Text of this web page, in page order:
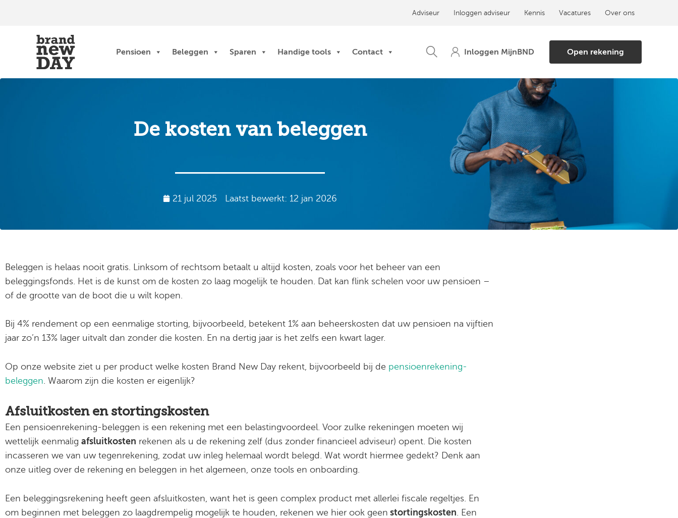
Adviseur Inloggen adviseur Kennis Vacatures Over ons
Pensioen Beleggen Sparen Handige tools Contact Open rekening
De kosten van beleggen
21 jul 2025 Laatst bewerkt: 12 jan 2026
Beleggen is helaas nooit gratis. Linksom of rechtsom betaalt u altijd kosten, zoals voor het beheer van een
beleggingsfonds. Het is de kunst om de kosten zo laag mogelijk te houden. Dat kan flink schelen voor uw pensioen –
of de grootte van de boot die u wilt kopen.
Bij 4% rendement op een eenmalige storting, bijvoorbeeld, betekent 1% aan beheerskosten dat uw pensioen na vijftien
jaar zo’n 13% lager uitvalt dan zonder die kosten. En na dertig jaar is het zelfs een kwart lager.
Op onze website ziet u per product welke kosten Brand New Day rekent, bijvoorbeeld bij de pensioenrekening-
beleggen. Waarom zijn die kosten er eigenlijk?
Afsluitkosten en stortingskosten
Een pensioenrekening-beleggen is een rekening met een belastingvoordeel. Voor zulke rekeningen moeten wij
wettelijk eenmalig afsluitkosten rekenen als u de rekening zelf (dus zonder financieel adviseur) opent. Die kosten
incasseren we van uw tegenrekening, zodat uw inleg helemaal wordt belegd. Wat wordt hiermee gedekt? Denk aan
onze uitleg over de rekening en beleggen in het algemeen, onze tools en onboarding.
Een beleggingsrekening heeft geen afsluitkosten, want het is geen complex product met allerlei fiscale regeltjes. En
om beginnen met beleggen zo laagdrempelig mogelijk te houden, rekenen we hier ook geen stortingskosten . Een